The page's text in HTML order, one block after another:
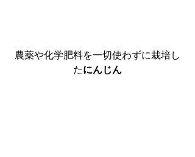
農薬や化学肥料を一切使わずに栽培し
たにんじん